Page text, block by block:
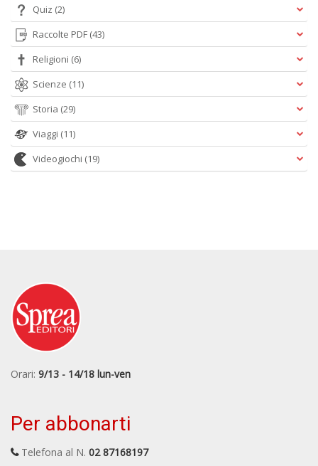
Quiz (2)
Raccolte PDF (43)
Religioni (6)
Scienze (11)
Storia (29)
Viaggi (11)
Videogiochi (19)
Orari: 9/13 - 14/18 lun-ven
Per abbonarti
Telefona al N. 02 87168197